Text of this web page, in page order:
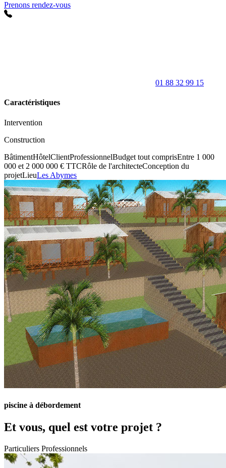
Prenons rendez-vous
01 88 32 99 15
Caractéristiques
Intervention
Construction
BâtimentHôtelClientProfessionnelBudget tout comprisEntre 1 000
000 et 2 000 000 € TTCRôle de l'architecteConception du
projetLieuLes Abymes
piscine à débordement
Et vous, quel est votre projet ?
Particuliers Professionnels